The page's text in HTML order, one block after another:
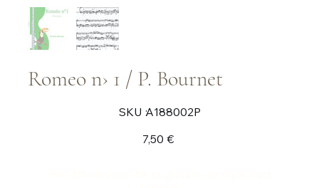
Romeo n› 1 / P. Bournet
SKU :SKU
A188002P
A188002P
7,50 €